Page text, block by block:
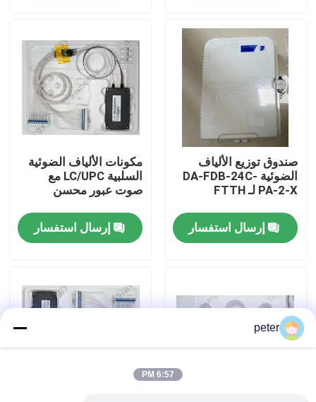
منتجات
أشرطة فيديو
معلومات عنا
جولة في المعمل
مراقبة الجودة
أخبار
حالات
صندوق توزيع الألياف
الضوئية DA-FDB-24C-
PA-2-X لـ FTTH
إرسال استفسار
مكونات الألياف الضوئية
السلبية LC/UPC مع
صوت عبور محسن
إرسال استفسار
peter
6:57 PM